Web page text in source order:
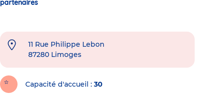
partenaires
11 Rue Philippe Lebon
87280 Limoges
Capacité d'accueil 30